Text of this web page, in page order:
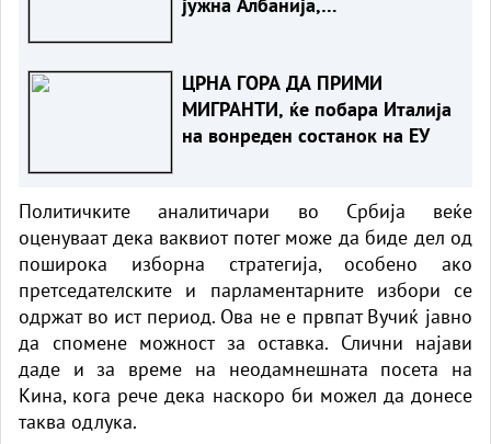
ЦРНА ГОРА ДА ПРИМИ
МИГРАНТИ, ќе побара Италија
на вонреден состанок на ЕУ
Политичките аналитичари во Србија веќе
оценуваат дека ваквиот потег може да биде дел од
поширока изборна стратегија, особено ако
претседателските и парламентарните избори се
одржат во ист период. Ова не е првпат Вучиќ јавно
да спомене можност за оставка. Слични најави
даде и за време на неодамнешната посета на
Кина, кога рече дека наскоро би можел да донесе
таква одлука.